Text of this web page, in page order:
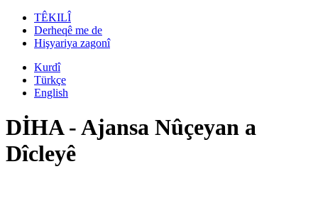
TÊKILÎ
Derheqê me de
Hişyariya zagonî
Kurdî
Türkçe
English
DİHA - Ajansa Nûçeyan a
Dîcleyê